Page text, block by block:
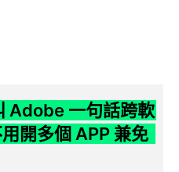
Adobe 一句話跨軟
開多個 APP 兼免